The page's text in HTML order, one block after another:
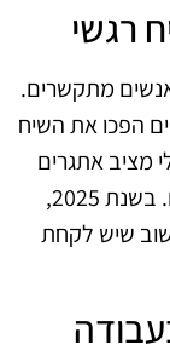
רגשי
מתקשרים.
הפכו את השיח
מציב אתגרים
משלו, כמו חוסר הבנה של ניואנסים רגשיים. בשנת 2025,
שיש לקחת